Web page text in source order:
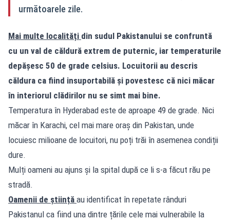
următoarele zile.
Mai multe localități din sudul Pakistanului se confruntă
cu un val de căldură extrem de puternic, iar temperaturile
depășesc 50 de grade celsius. Locuitorii au descris
căldura ca fiind insuportabilă și povestesc că nici măcar
în interiorul clădirilor nu se simt mai bine.
Temperatura în Hyderabad este de aproape 49 de grade. Nici
măcar în Karachi, cel mai mare oraș din Pakistan, unde
locuiesc milioane de locuitori, nu poți trăi în asemenea condiții
dure.
Mulți oameni au ajuns și la spital după ce li s-a făcut rău pe
stradă.
Oamenii de știință au identificat în repetate rânduri
Pakistanul ca fiind una dintre țările cele mai vulnerabile la